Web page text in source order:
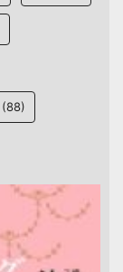
(88)